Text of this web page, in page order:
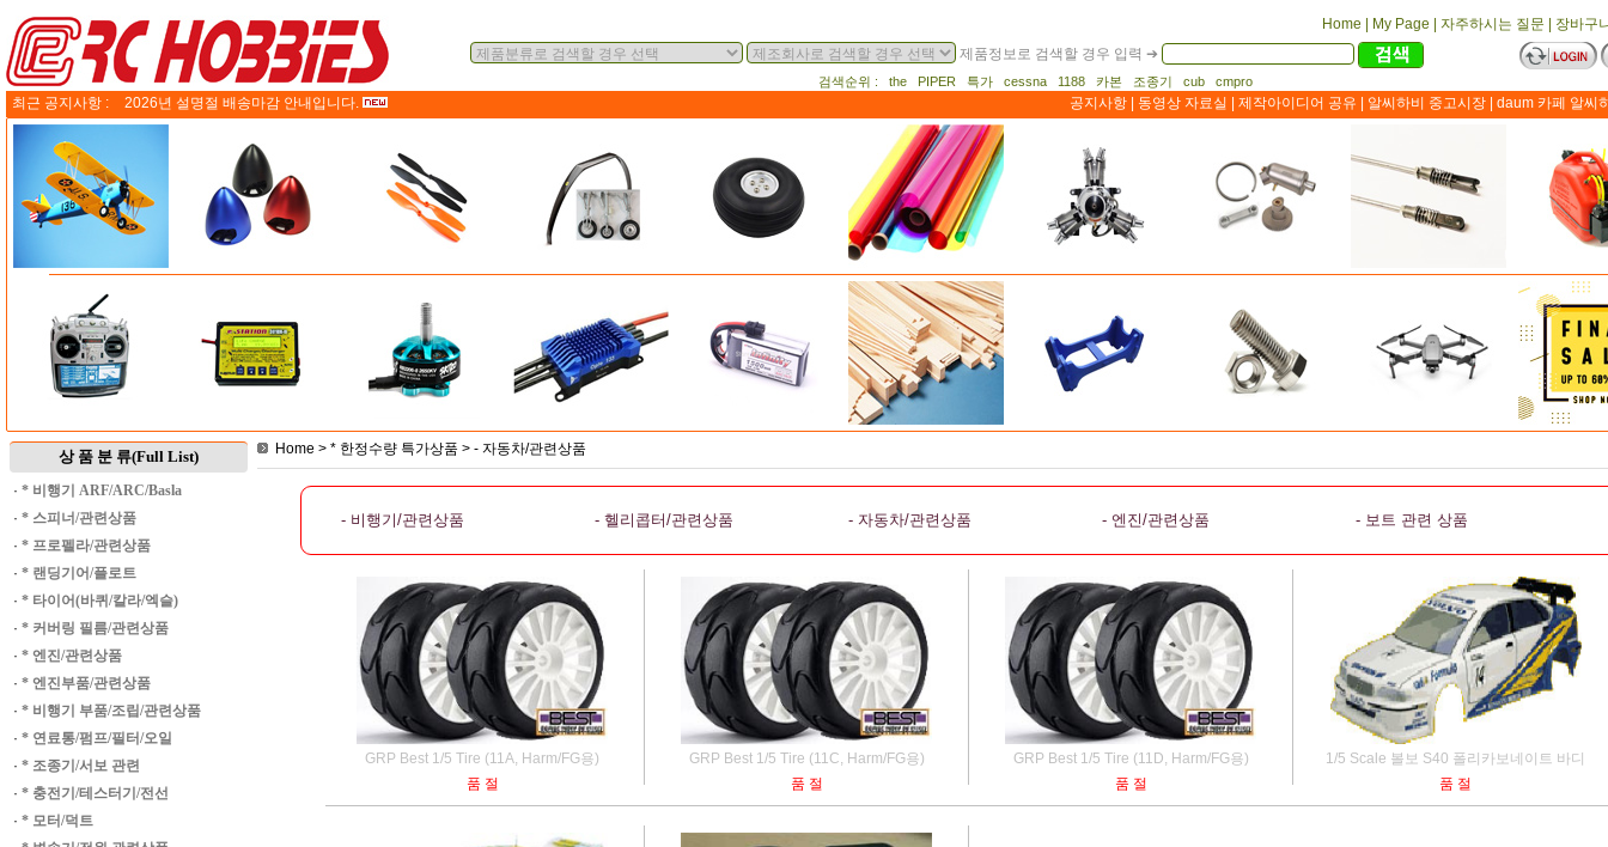
Home My Page 자주하시는 질문
장바구
제품정보로 검색할 경우 입력 ➔
검색순위 : the PIPER 특가 cessna 1188 카본 조종기 cub cmpro
최근 공지사항 : 2026년 설명절 배송마감 안내입니다. 공지사항 동영상 자료실 제작아이디어 공유 알씨하비 중고시장 daum 카페 알씨
상 품 분 류(Full List)
· * 비행기 ARF/ARC/Basla
· * 스피너/관련상품
· * 프로펠라/관련상품
· * 랜딩기어/플로트
· * 타이어(바퀴/칼라/엑슬)
· * 커버링 필름/관련상품
· * 엔진/관련상품
· * 엔진부품/관련상품
· * 비행기 부품/조립/관련상품
· * 연료통/펌프/필터/오일
· * 조종기/서보 관련
· * 충전기/테스터기/전선
· * 모터/덕트
Home > * 한정수량 특가상품 > - 자동차/관련상품
- 비행기/관련상품 - 헬리콥터/관련상품 - 자동차/관련상품 - 엔진/관련상품 - 보트 관련 상품
GRP Best 1/5 Tire (11A, Harm/FG용)
품 절
GRP Best 1/5 Tire (11C, Harm/FG용)
품 절
GRP Best 1/5 Tire (11D, Harm/FG용)
품 절
1/5 Scale 볼보 S40 폴리카보네이트 바디
품 절